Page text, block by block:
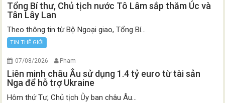
Tổng Bí thư, Chủ tịch nước Tô Lâm sắp thăm Úc và
Tân Lây Lan
Theo thông tin từ Bộ Ngoại giao, Tổng Bí...
TIN THẾ GIỚI
07/08/2026 Pham
Liên minh châu Âu sử dụng 1.4 tỷ euro từ tài sản
Nga để hỗ trợ Ukraine
Hôm thứ Tư, Chủ tịch Ủy ban châu Âu...